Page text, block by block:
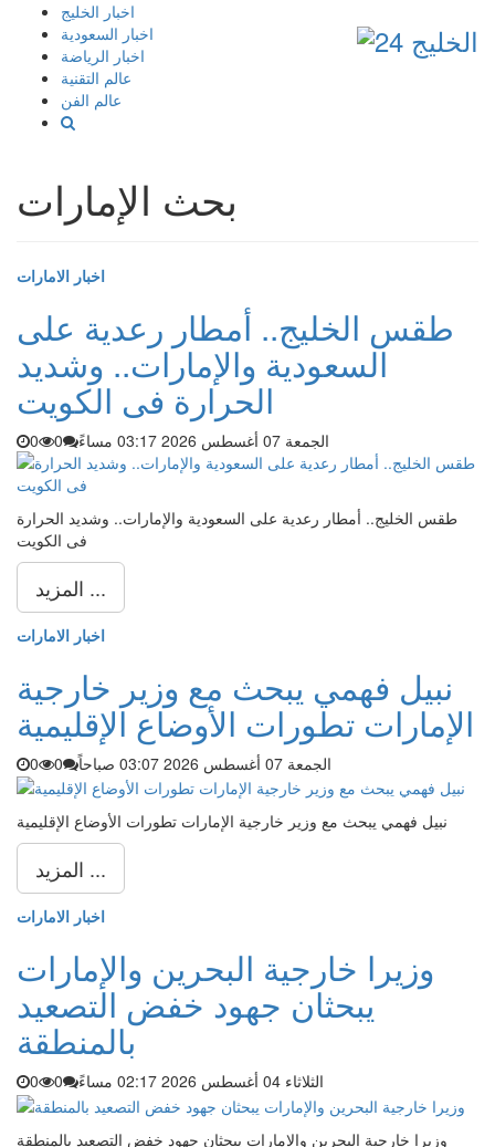
إذهب
المحتوى
اخبار الخليج
اخبار السعودية
اخبار الرياضة
عالم التقنية
عالم الفن
بحث الإمارات
اخبار الامارات
طقس الخليج.. أمطار رعدية على
السعودية والإمارات.. وشديد
الحرارة فى الكويت
الجمعة 07 أغسطس 2026 03:17 مساءً 0
0
طقس الخليج.. أمطار رعدية على السعودية والإمارات.. وشديد الحرارة
فى الكويت
المزيد ...
اخبار الامارات
نبيل فهمي يبحث مع وزير خارجية
الإمارات تطورات الأوضاع الإقليمية
الجمعة 07 أغسطس 2026 03:07 صباحاً 0
0
نبيل فهمي يبحث مع وزير خارجية الإمارات تطورات الأوضاع الإقليمية
المزيد ...
اخبار الامارات
وزيرا خارجية البحرين والإمارات
يبحثان جهود خفض التصعيد
بالمنطقة
الثلاثاء 04 أغسطس 2026 02:17 مساءً 0
0
وزيرا خارجية البحرين والإمارات يبحثان جهود خفض التصعيد بالمنطقة